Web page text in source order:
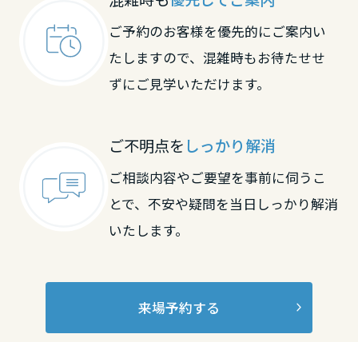
ご予約のお客様を優先的にご案内い
たしますので、混雑時もお待たせせ
ずにご見学いただけます。
ご不明点を しっかり解消
ご相談内容やご要望を事前に伺うこ
とで、不安や疑問を当日しっかり解消
いたします。
来場予約する
宮崎県